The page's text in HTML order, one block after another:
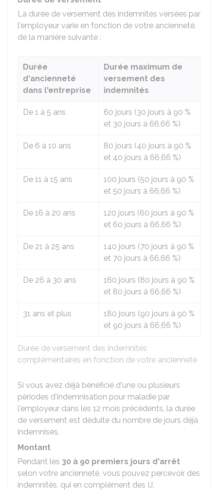
La durée de versement des indemnités versées par
l'employeur varie en fonction de votre ancienneté,
de la manière suivante :
Durée de versement des indemnités
complémentaires en fonction de votre ancienneté
Durée
d'ancienneté
dans l'entreprise
Durée maximum de
versement des
indemnités
De 1 à 5 ans 60 jours (30 jours à 90 %
et 30 jours à 66,66 %)
De 6 à 10 ans 80 jours (40 jours à 90 %
et 40 jours à 66,66 %)
De 11 à 15 ans 100 jours (50 jours à 90 %
et 50 jours à 66,66 %)
De 16 à 20 ans 120 jours (60 jours à 90 %
et 60 jours à 66,66 %)
De 21 à 25 ans 140 jours (70 jours à 90 %
et 70 jours à 66,66 %)
De 26 à 30 ans 160 jours (80 jours à 90 %
et 80 jours à 66,66 %)
31 ans et plus 180 jours (90 jours à 90 %
et 90 jours à 66,66 %)
Si vous avez déjà bénéficié d'une ou plusieurs
périodes d'indemnisation pour maladie par
l'employeur dans les 12 mois précédents, la durée
de versement est déduite du nombre de jours déjà
indemnisés.
Montant
Pendant les 30 à 90 premiers jours d'arrêt
selon votre ancienneté, vous pouvez percevoir des
indemnités, qui en complément des IJ,